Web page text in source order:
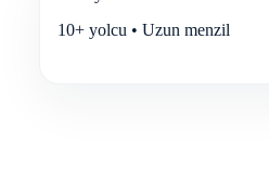
10+ yolcu • Uzun menzil